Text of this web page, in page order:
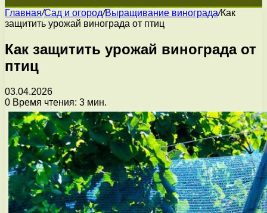
Главная/Сад и огород/Выращивание винограда/Как
защитить урожай винограда от птиц
Как защитить урожай винограда от
птиц
03.04.2026
0 Время чтения: 3 мин.